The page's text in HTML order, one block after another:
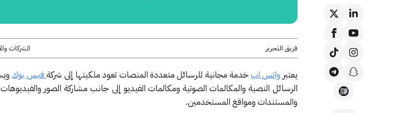
فريق التحرير الشركات
يعتبر واتس ابخدمة مجانية للرسائل متعددة المنصات تعود ملكيتها إلى شركةفيس بوك
الرسائل النصية والمكالمات الصوتية ومكالمات الفيديو إلى جانب مشاركة الصور
والمستندات ومواقع المستخدمين.